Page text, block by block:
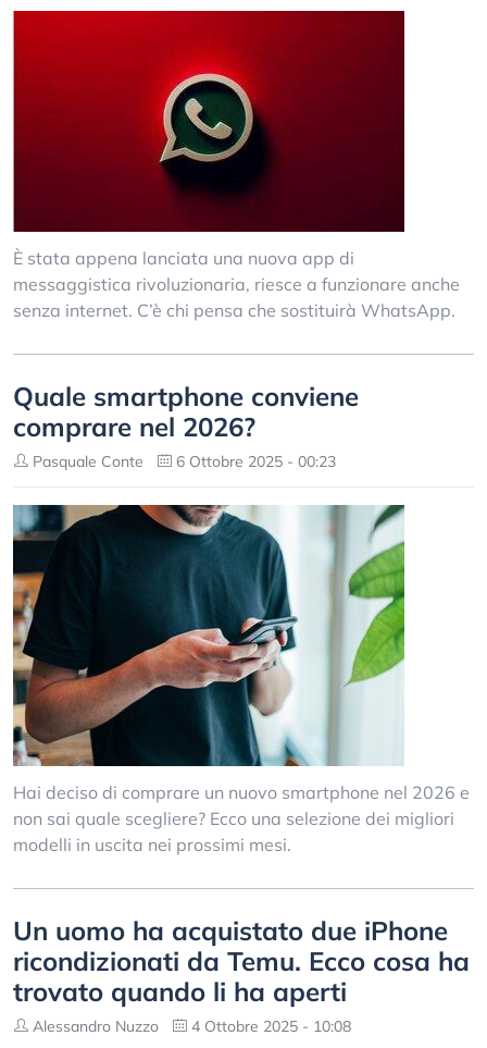
È stata appena lanciata una nuova app di
messaggistica rivoluzionaria, riesce a funzionare anche
senza internet. C’è chi pensa che sostituirà WhatsApp.
Quale smartphone conviene
comprare nel 2026?
Pasquale Conte 6 Ottobre 2025 - 00:23
Hai deciso di comprare un nuovo smartphone nel 2026 e
non sai quale scegliere? Ecco una selezione dei migliori
modelli in uscita nei prossimi mesi.
Un uomo ha acquistato due iPhone
ricondizionati da Temu. Ecco cosa ha
trovato quando li ha aperti
Alessandro Nuzzo 4 Ottobre 2025 - 10:08